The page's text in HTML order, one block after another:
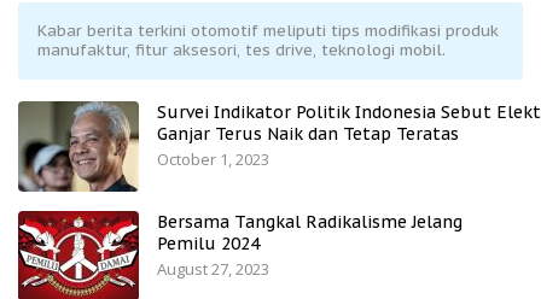
Kabar berita terkini otomotif meliputi tips modifikasi produk
manufaktur, fitur aksesori, tes drive, teknologi mobil.
Survei Indikator Politik Indonesia Sebut
Ganjar Terus Naik dan Tetap Teratas
October 1, 2023
Bersama Tangkal Radikalisme Jelang
Pemilu 2024
August 27, 2023